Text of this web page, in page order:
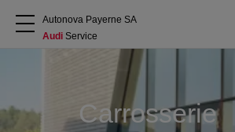
Acheter une Audi
Autonova Payerne SA
Audi Service
Carrosserie